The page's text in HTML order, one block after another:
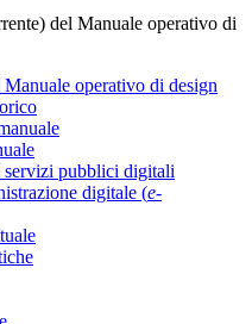
del Manuale operativo di
operativo di design
servizi pubblici digitali
digitale (e-